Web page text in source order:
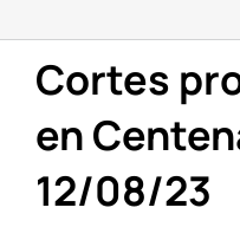
Cortes
en
12/08/23